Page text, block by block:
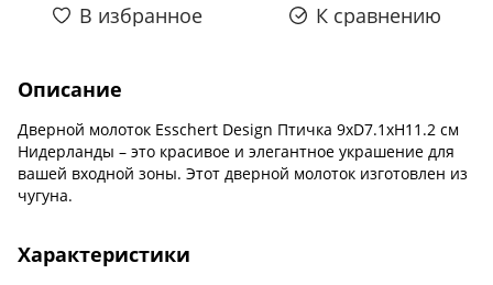
В избранное К сравнению
Описание
Дверной молоток Esschert Design Птичка 9xD7.1xH11.2 см
Нидерланды – это красивое и элегантное украшение для
вашей входной зоны. Этот дверной молоток изготовлен из
чугуна.
Характеристики